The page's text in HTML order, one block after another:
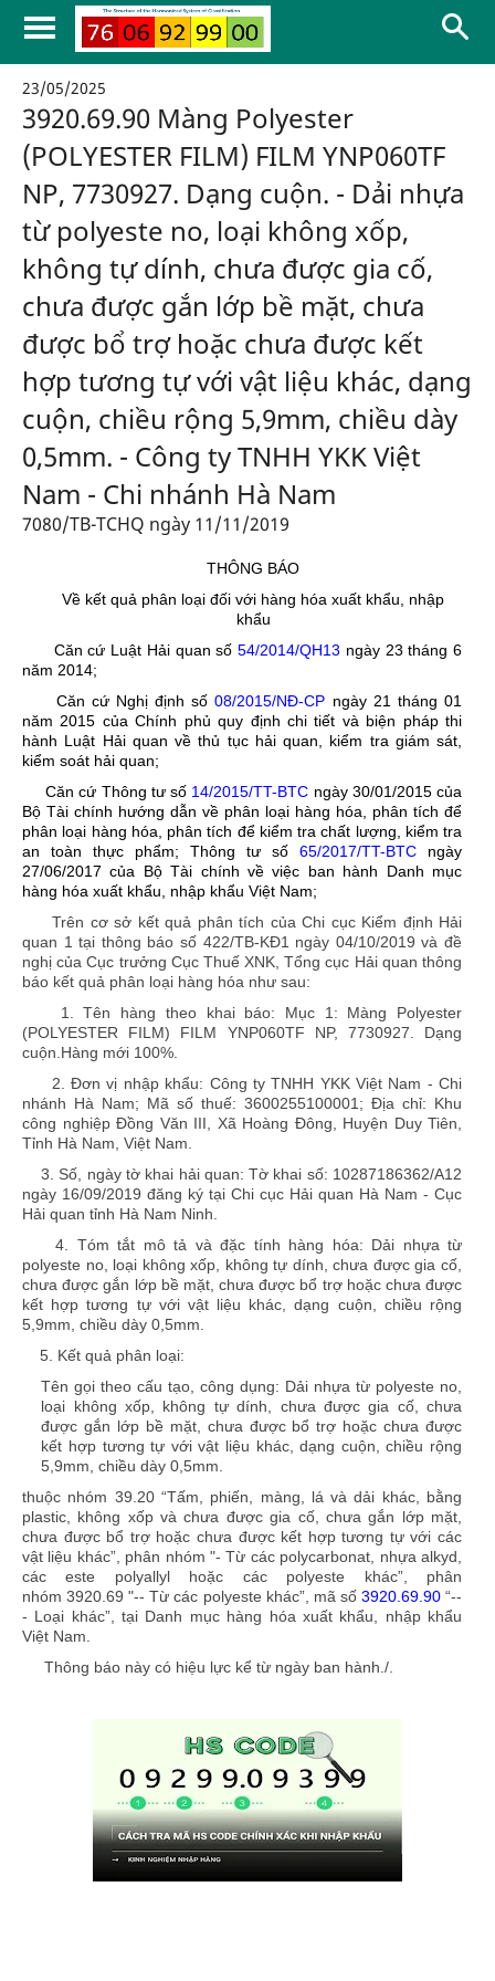
23/05/2025
3920.69.90 Màng Polyester
(POLYESTER FILM) FILM YNP060TF
NP, 7730927. Dạng cuộn. - Dải nhựa
từ polyeste no, loại không xốp,
không tự dính, chưa được gia cố,
chưa được gắn lớp bề mặt, chưa
được bổ trợ hoặc chưa được kết
hợp tương tự với vật liệu khác, dạng
cuộn, chiều rộng 5,9mm, chiều dày
0,5mm. - Công ty TNHH YKK Việt
Nam - Chi nhánh Hà Nam
7080/TB-TCHQ ngày 11/11/2019
THÔNG BÁO
Về kết quả phân loại đối với hàng hóa xuất khẩu, nhập
khẩu
Căn cứ Luật Hải quan số 54/2014/QH13 ngày 23 tháng 6
năm 2014;
Căn cứ Nghị định số08/2015/NĐ-CP ngày 21 tháng 01
năm 2015 của Chính phủ quy định chi tiết và biện pháp thi
hành Luật Hải quan về thủ tục hải quan, kiểm tra giám sát,
kiểm soát hải quan;
Căn cứ Thông tư số 14/2015/TT-BTC ngày 30/01/2015 của
Bộ Tài chính hướng dẫn về phân loại hàng hóa, phân tích để
phân loại hàng hóa, phân tích để kiểm tra chất lượng, kiểm tra
an toàn thực phẩm; Thông tư số 65/2017/TT-BTC ngày
27/06/2017 của Bộ Tài chính về việc ban hành Danh mục
hàng hóa xuất khẩu, nhập khẩu Việt Nam;
Trên cơ sở kết quả phân tích của Chi cục Kiểm định Hải
quan 1 tại thông báo số 422/TB-KĐ1 ngày 04/10/2019 và đề
nghị của Cục trưởng Cục Thuế XNK, Tổng cục Hải quan thông
báo kết quả phân loại hàng hóa như sau:
1. Tên hàng theo khai báo: Mục 1: Màng Polyester
(POLYESTER FILM) FILM YNP060TF NP, 7730927. Dạng
cuộn.Hàng mới 100%.
2. Đơn vị nhập khẩu: Công ty TNHH YKK Việt Nam - Chi
nhánh Hà Nam; Mã số thuế: 3600255100001; Địa chỉ: Khu
công nghiệp Đồng Văn III, Xã Hoàng Đông, Huyện Duy Tiên,
Tỉnh Hà Nam, Việt Nam.
3. Số, ngày tờ khai hải quan: Tờ khai số: 10287186362/A12
ngày 16/09/2019 đăng ký tại Chi cục Hải quan Hà Nam - Cục
Hải quan tỉnh Hà Nam Ninh.
4. Tóm tắt mô tả và đặc tính hàng hóa: Dải nhựa từ
polyeste no, loại không xốp, không tự dính, chưa được gia cố,
chưa được gắn lớp bề mặt, chưa được bổ trợ hoặc chưa được
kết hợp tương tự với vật liệu khác, dạng cuộn, chiều rộng
5,9mm, chiều dày 0,5mm.
5. Kết quả phân loại:
Tên gọi theo cấu tạo, công dụng: Dải nhựa từ polyeste no,
loại không xốp, không tự dính, chưa được gia cố, chưa
được gắn lớp bề mặt, chưa được bổ trợ hoặc chưa được
kết hợp tương tự với vật liệu khác, dạng cuộn, chiều rộng
5,9mm, chiều dày 0,5mm.
thuộc nhóm 39.20“Tấm, phiến, màng, lá và dải khác, bằng
plastic, không xốp và chưa được gia cố, chưa gắn lớp mặt,
chưa được bổ trợ hoặc chưa được kết hợp tương tự với các
vật liệu khác”, phân nhóm "- Từ các polycarbonat, nhựa alkyd,
các este polyallyl hoặc các polyeste khác”, phân
nhóm3920.69 "-- Từ các polyeste khác”, mã số 3920.69.90“--
- Loại khác”, tại Danh mục hàng hóa xuất khẩu, nhập khẩu
Việt Nam.
Thông báo này có hiệu lực kể từ ngày ban hành./.